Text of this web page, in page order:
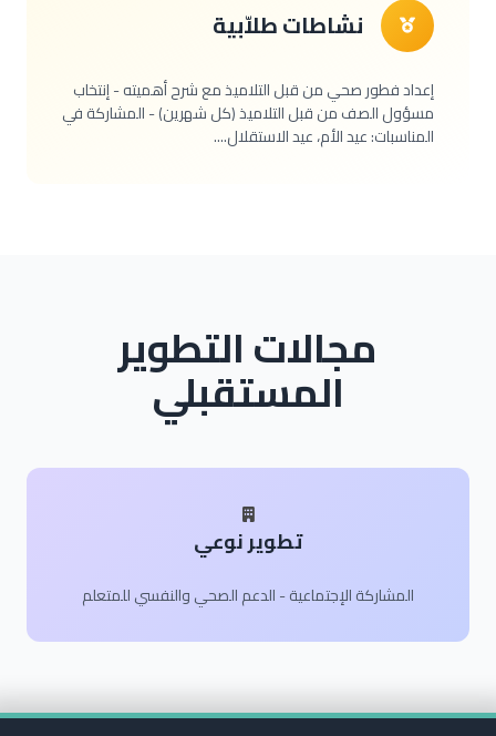
نشاطات طلاّبية
إعداد فطور صحي من قبل التلاميذ مع شرح أهميته - إنتخاب
مسؤول الصف من قبل التلاميذ (كل شهرين) - المشاركة في
المناسبات: عيد الأم، عيد الاستقلال....
مجالات التطوير
المستقبلي
تطوير نوعي
المشاركة الإجتماعية - الدعم الصحي والنفسي للمتعلم